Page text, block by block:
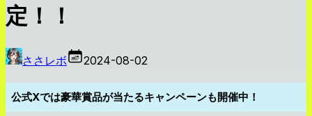
定！！
ささレボ 2024-08-02
公式Xでは豪華賞品が当たるキャンペーンも開催中！